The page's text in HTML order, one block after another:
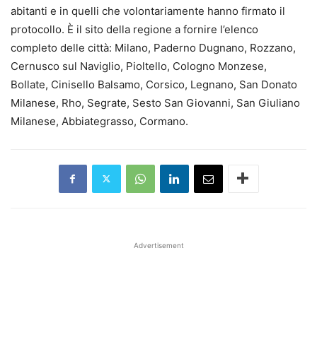
abitanti e in quelli che volontariamente hanno firmato il
protocollo. È il sito della regione a fornire l’elenco
completo delle città: Milano, Paderno Dugnano, Rozzano,
Cernusco sul Naviglio, Pioltello, Cologno Monzese,
Bollate, Cinisello Balsamo, Corsico, Legnano, San Donato
Milanese, Rho, Segrate, Sesto San Giovanni, San Giuliano
Milanese, Abbiategrasso, Cormano.
Advertisement